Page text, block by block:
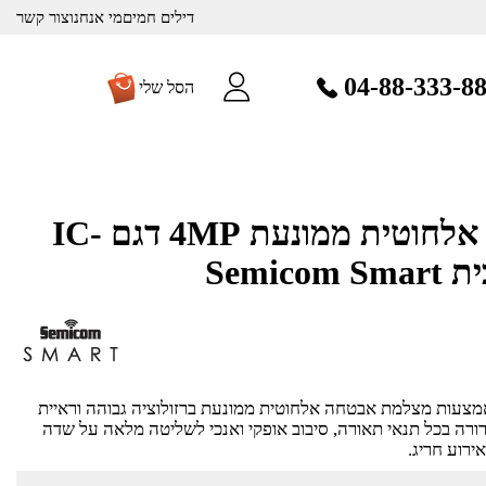
דילים חמיםמי אנחנוצור קשר
04-88-333-88 הסל שלי
מצלמת אבטחה אלחוטית ממונעת 4MP דגם IC-
מצלמת אבטחה אלחוטית ממונעת ברזולוציה גבוהה וראיית
בכל תנאי תאורה, סיבוב אופקי ואנכי לשליטה מלאה על שדה
חריג.